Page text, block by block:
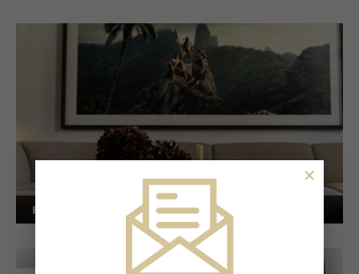
Kunstuitleen voor particulieren
×